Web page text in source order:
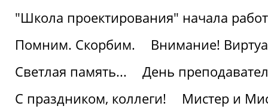
"Школа проектирования" начала
Помним. Скорбим.
Внимание!
Светлая память...
День
С праздником, коллеги!
Мистер и